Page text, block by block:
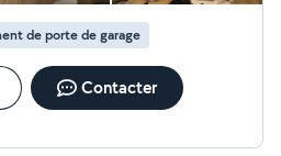
de porte de garage
Contacter